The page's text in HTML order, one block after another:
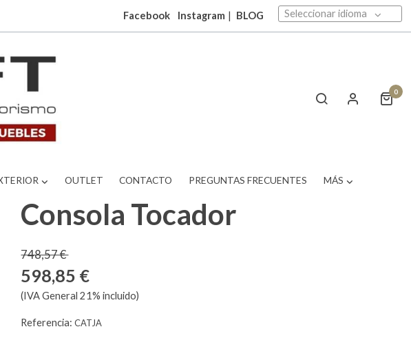
Facebook Instagram | BLOG Seleccionar idioma
0
OUTLET CONTACTO PREGUNTAS FRECUENTES MÁS
Consola Tocador
748,57 €
598,85 €
(IVA General 21% incluido)
Referencia:CATJA